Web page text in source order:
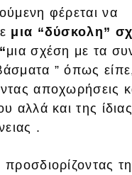
φέρεται να
μια “δύσκολη”
μια σχέση με τα
” όπως
αποχωρήσεις
αλλά και της
.